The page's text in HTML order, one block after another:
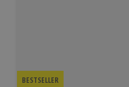
BESTSELLER